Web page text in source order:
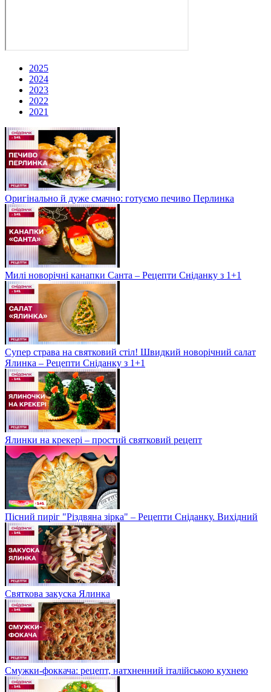
2025
2024
2023
2022
2021
Оригінально й дуже смачно: готуємо печиво Перлинка
Милі новорічні канапки Санта – Рецепти Сніданку з 1+1
Супер страва на святковий стіл! Швидкий новорічний салат
Ялинка – Рецепти Сніданку з 1+1
Ялинки на крекері – простий святковий рецепт
Пісний пиріг "Різдвяна зірка" – Рецепти Сніданку. Вихідний
Святкова закуска Ялинка
Смужки-фоккача: рецепт, натхненний італійською кухнею